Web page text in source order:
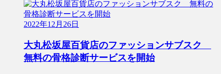
2022年12月26日
大丸松坂屋百貨店のファッションサブスク
無料の骨格診断サービスを開始